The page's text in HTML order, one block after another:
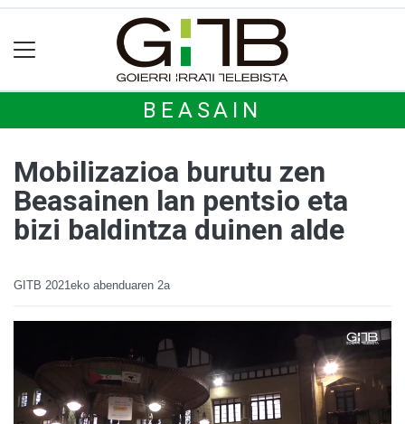
BEASAIN
Mobilizazioa burutu zen
Beasainen lan pentsio eta
bizi baldintza duinen alde
GITB 2021eko abenduaren 2a